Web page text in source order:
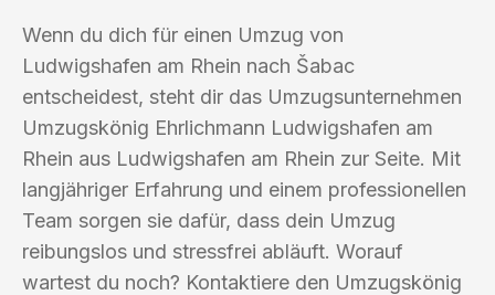
Wenn du dich für einen Umzug von
Ludwigshafen am Rhein nach Šabac
entscheidest, steht dir das Umzugsunternehmen
Umzugskönig Ehrlichmann Ludwigshafen am
Rhein aus Ludwigshafen am Rhein zur Seite. Mit
langjähriger Erfahrung und einem professionellen
Team sorgen sie dafür, dass dein Umzug
reibungslos und stressfrei abläuft. Worauf
wartest du noch? Kontaktiere den Umzugskönig